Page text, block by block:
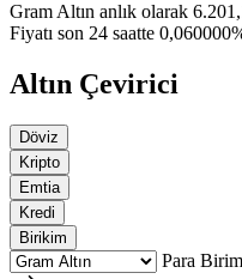
Gram Altın anlık olarak
Fiyatı son 24 saatte
Altın Çevirici
Döviz
Kripto
Emtia
Kredi
Birikim
Para